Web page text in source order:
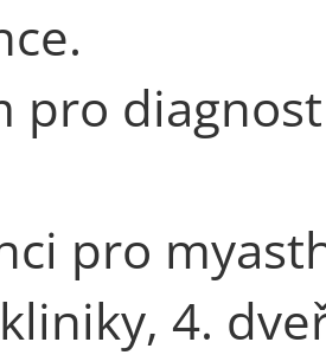
pro
pro
4.